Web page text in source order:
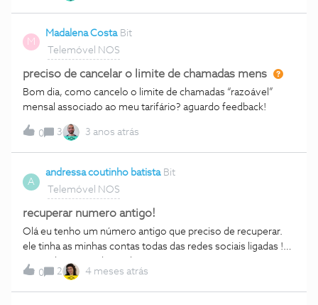
M
Madalena Costa Bit
Telemóvel NOS
preciso de cancelar o limite de chamadas mens
Bom dia, como cancelo o limite de chamadas “razoável”
mensal associado ao meu tarifário? aguardo feedback!
0 3 3 anos atrás
A
andressa coutinho batista Bit
Telemóvel NOS
recuperar numero antigo!
Olá eu tenho um número antigo que preciso de recuperar.
ele tinha as minhas contas todas das redes sociais ligadas !
estou desesperada. ainda tem como pagar para recuper este
número? andressa coutinho
0 2 4 meses atrás